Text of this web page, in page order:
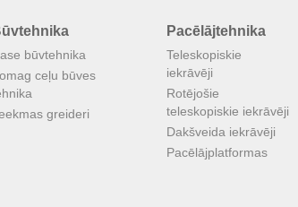
būvtehnika
ceļu būves
greideri
Pacēlājtehnika
Teleskopiskie
iekrāvēji
Rotējošie
teleskopiskie iekrāvēji
Dakšveida iekrāvēji
Pacēlājplatformas